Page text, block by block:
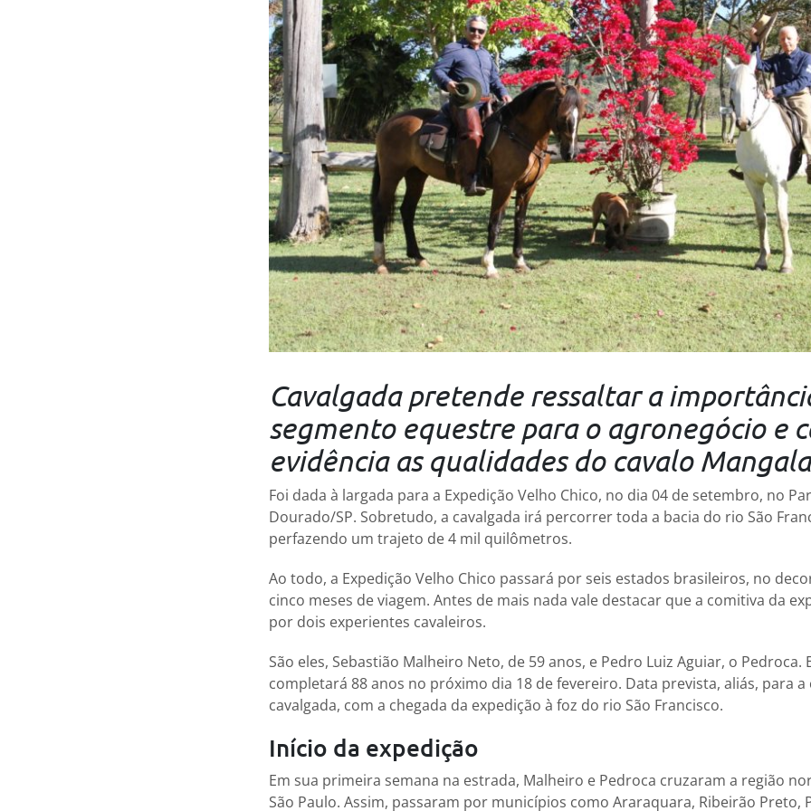
Cavalgada pretende ressaltar a
segmento equestre para o agronegócio e
evidência as qualidades do cavalo
Foi dada à largada para a Expedição Velho Chico, no dia 04 de setembro, no
Dourado/SP. Sobretudo, a cavalgada irá percorrer toda a bacia do rio São
perfazendo um trajeto de 4 mil quilômetros.
Ao todo, a Expedição Velho Chico passará por seis estados brasileiros, no
cinco meses de viagem. Antes de mais nada vale destacar que a comitiva da
por dois experientes cavaleiros.
São eles, Sebastião Malheiro Neto, de 59 anos, e Pedro Luiz Aguiar, o Pedroca.
completará 88 anos no próximo dia 18 de fevereiro. Data prevista, aliás, para a
cavalgada, com a chegada da expedição à foz do rio São Francisco.
Início da expedição
Em sua primeira semana na estrada, Malheiro e Pedroca cruzaram a região
São Paulo. Assim, passaram por municípios como Araraquara, Ribeirão Preto,